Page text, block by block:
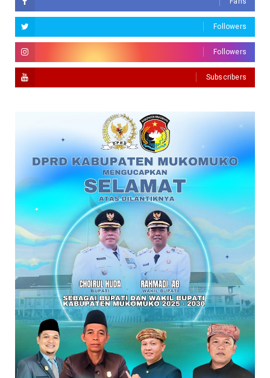
Followers
Followers
Subscribers